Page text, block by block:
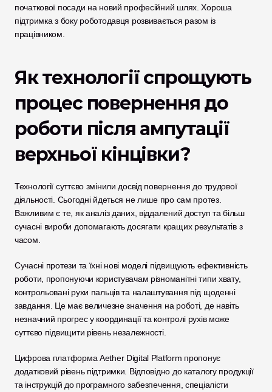
початкової посади на новий професійний шлях. Хороша
підтримка з боку роботодавця розвивається разом із
працівником.
Як технології спрощують
процес повернення до
роботи після ампутації
верхньої кінцівки?
Технології суттєво змінили досвід повернення до трудової
діяльності. Сьогодні йдеться не лише про сам протез.
Важливим є те, як аналіз даних, віддалений доступ та більш
сучасні вироби допомагають досягати кращих результатів з
часом.
Сучасні протези та їхні нові моделі підвищують ефективність
роботи, пропонуючи користувачам різноманітні типи хвату,
контрольовані рухи пальців та налаштування під щоденні
завдання. Це має величезне значення на роботі, де навіть
незначний прогрес у координації та контролі рухів може
суттєво підвищити рівень незалежності.
Цифрова платформа Aether Digital Platform пропонує
додатковий рівень підтримки. Відповідно до каталогу продукції
та інструкцій до програмного забезпечення, спеціалісти